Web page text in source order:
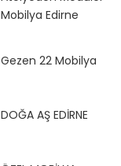
Mobilya Edirne
Gezen 22 Mobilya
DOĞA AŞ EDİRNE